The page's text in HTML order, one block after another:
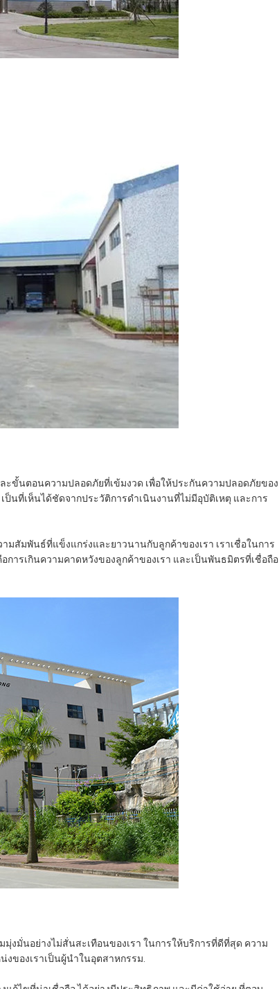
ขั้นตอนความปลอดภัยที่เข้มงวด เพื่อให้ประกันความปลอดภัยของ
ป็นที่เห็นได้ชัดจากประวัติการดําเนินงานที่ไม่มีอุบัติเหตุ และการ
สัมพันธ์ที่แข็งแกร่งและยาวนานกับลูกค้าของเรา เราเชื่อในการ
การเกินความคาดหวังของลูกค้าของเรา และเป็นพันธมิตรที่เชื่อถือ
งมั่นอย่างไม่สั่นสะเทือนของเรา ในการให้บริการที่ดีที่สุด ความ
ของเราเป็นผู้นําในอุตสาหกรรม.